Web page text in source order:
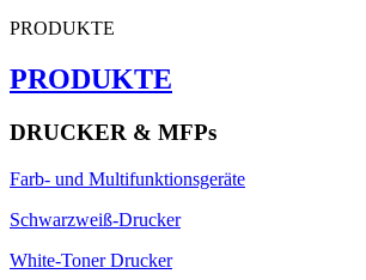
PRODUKTE
PRODUKTE
DRUCKER & MFPs
Farb- und Multifunktionsgeräte
Schwarzweiß-Drucker
White-Toner Drucker